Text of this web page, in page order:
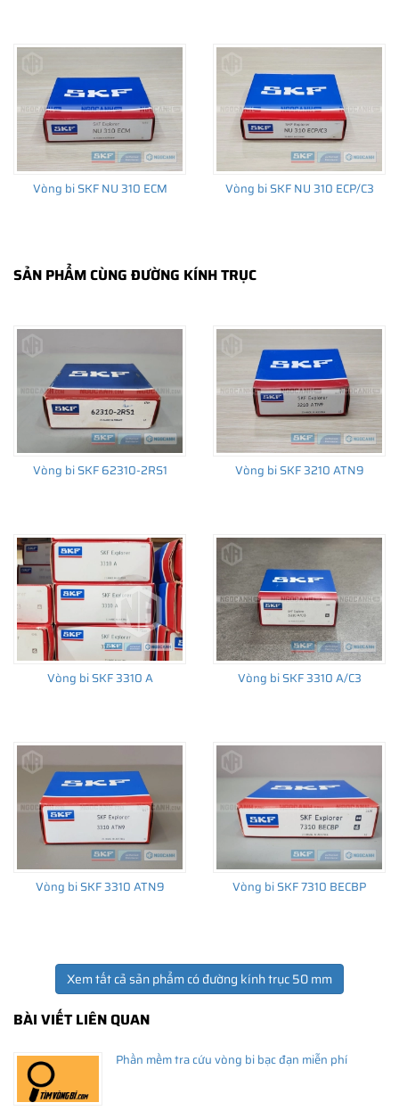
THÔNG TIN HỮU ÍCH
• Vòng bi SKF chính hãng, Những lưu ý cơ bản trước khi mua hàng
• Xuất xứ vòng bi SKF chính hãng ở đâu?
•Chất lượng vòng bi SKF chính hãng
Vòng bi SKF NU 310 ECM Vòng bi SKF NU 310 ECP/C3
SẢN PHẨM CÙNG ĐƯỜNG KÍNH TRỤC
Vòng bi SKF 62310-2RS1 Vòng bi SKF 3210 ATN9
Vòng bi SKF 3310 A Vòng bi SKF 3310 A/C3
Vòng bi SKF 3310 ATN9 Vòng bi SKF 7310 BECBP
Xem tất cả sản phẩm có đường kính trục 50 mm
BÀI VIẾT LIÊN QUAN
Phần mềm tra cứu vòng bi bạc đạn miễn phí